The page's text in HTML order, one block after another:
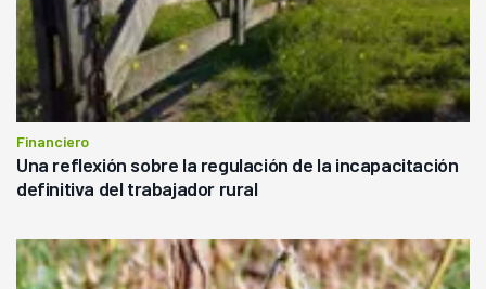
Financiero
Una reflexión sobre la regulación de la incapacitación
definitiva del trabajador rural